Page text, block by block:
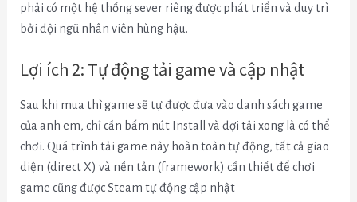
phải có một hệ thống sever riêng được phát triển và duy trì
bởi đội ngũ nhân viên hùng hậu.
Lợi ích 2: Tự động tải game và cập nhật
Sau khi mua thì game sẽ tự được đưa vào danh sách game
của anh em, chỉ cần bấm nút Install và đợi tải xong là có thể
chơi. Quá trình tải game này hoàn toàn tự động, tất cả giao
diện (direct X) và nền tản (framework) cần thiết để chơi
game cũng được Steam tự động cập nhật